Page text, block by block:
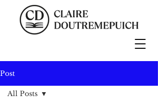
Post
All Posts